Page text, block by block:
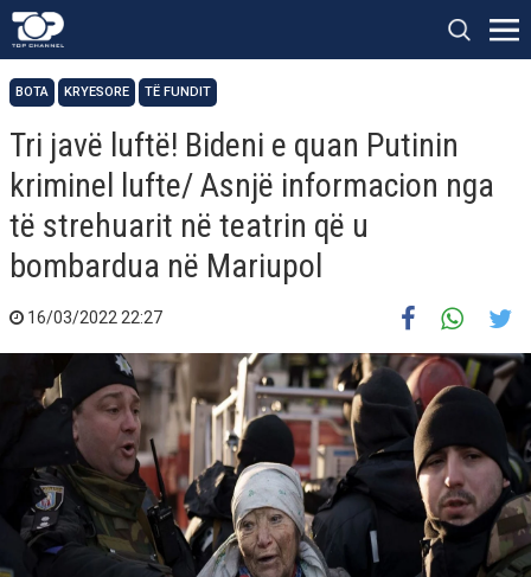
BOTA KRYESORE TË FUNDIT
Tri javë luftë! Bideni e quan Putinin
kriminel lufte/ Asnjë informacion nga
të strehuarit në teatrin që u
bombardua në Mariupol
16/03/2022 22:27